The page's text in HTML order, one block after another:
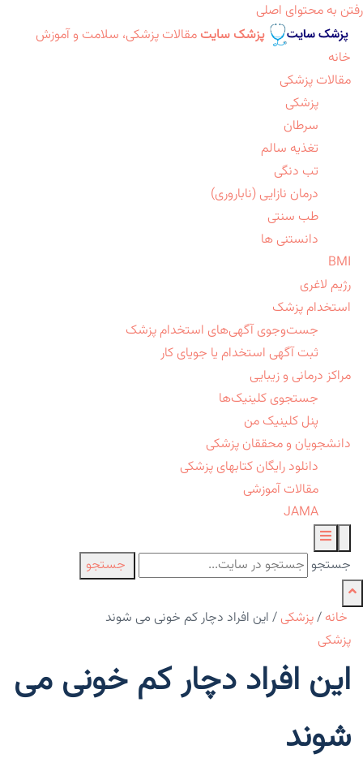
رفتن به محتوای اصلی
پزشک سایت مقالات پزشکی، سلامت و آموزش
خانه
مقالات پزشکی
پزشکی
سرطان
تغذیه سالم
تب دنگی
درمان نازایی (ناباروری)
طب سنتی
دانستنی ها
BMI
رژیم لاغری
استخدام پزشک
جست‌وجوی آگهی‌های استخدام پزشک
ثبت آگهی استخدام یا جویای کار
مراکز درمانی و زیبایی
جستجوی کلینیک‌ها
پنل کلینیک من
دانشجویان و محققان پزشکی
دانلود رایگان کتابهای پزشکی
مقالات آموزشی
JAMA
جستجو جستجو
خانه /پزشکی / این افراد دچار کم خونی می شوند
پزشکی
این افراد دچار کم خونی می
شوند